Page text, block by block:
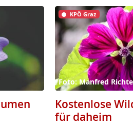
KPÖ Graz
Foto: Manfred
Kostenlose
für daheim